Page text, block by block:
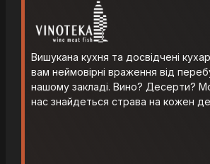
Вишукана кухня та досвідчені
вам неймовірні враження від
нашому закладі. Вино? Десерти?
нас знайдеться страва на кожен